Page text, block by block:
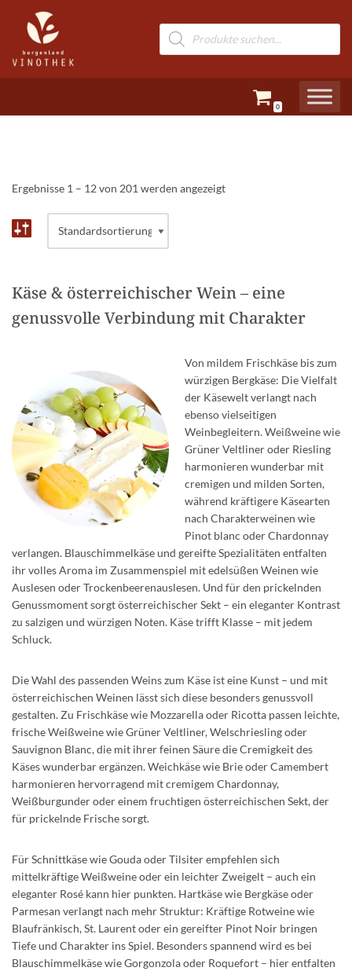
Zum
Inhalt
springen
0
Ergebnisse 1 – 12 von 201 werden angezeigt
Käse & österreichischer Wein – eine
genussvolle Verbindung mit Charakter
Von mildem Frischkäse bis zum
würzigen Bergkäse: Die Vielfalt
der Käsewelt verlangt nach
ebenso vielseitigen
Weinbegleitern. Weißweine wie
Grüner Veltliner oder Riesling
harmonieren wunderbar mit
cremigen und milden Sorten,
während kräftigere Käsearten
nach Charakterweinen wie
Pinot blanc oder Chardonnay
verlangen. Blauschimmelkäse und gereifte Spezialitäten entfalten
ihr volles Aroma im Zusammenspiel mit edelsüßen Weinen wie
Auslesen oder Trockenbeerenauslesen. Und für den prickelnden
Genussmoment sorgt österreichischer Sekt – ein eleganter Kontrast
zu salzigen und würzigen Noten. Käse trifft Klasse – mit jedem
Schluck.
Die Wahl des passenden Weins zum Käse ist eine Kunst – und mit
österreichischen Weinen lässt sich diese besonders genussvoll
gestalten. Zu Frischkäse wie Mozzarella oder Ricotta passen leichte,
frische Weißweine wie Grüner Veltliner, Welschriesling oder
Sauvignon Blanc, die mit ihrer feinen Säure die Cremigkeit des
Käses wunderbar ergänzen. Weichkäse wie Brie oder Camembert
harmonieren hervorragend mit cremigem Chardonnay,
Weißburgunder oder einem fruchtigen österreichischen Sekt, der
für prickelnde Frische sorgt.
Für Schnittkäse wie Gouda oder Tilsiter empfehlen sich
mittelkräftige Weißweine oder ein leichter Zweigelt – auch ein
eleganter Rosé kann hier punkten. Hartkäse wie Bergkäse oder
Parmesan verlangt nach mehr Struktur: Kräftige Rotweine wie
Blaufränkisch, St. Laurent oder ein gereifter Pinot Noir bringen
Tiefe und Charakter ins Spiel. Besonders spannend wird es bei
Blauschimmelkäse wie Gorgonzola oder Roquefort – hier entfalten